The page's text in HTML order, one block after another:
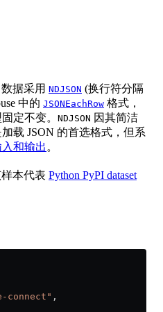
据采用 NDJSON (换行符分隔
中的 JSONEachRow 格式，
定不变。 NDJSON 因其简洁
载 JSON 的首选格式，但系
和输出 。
本代表 Python PyPI dataset
connect" ,